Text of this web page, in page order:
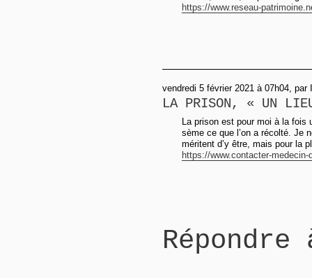
https://www.reseau-
vendredi 5 février 2021 à 07h04, par
LA PRISON, « UN
La prison est pour moi à la fois
sème ce que l’on a récolté. Je
méritent d’y être, mais pour la
https://www.contacter-medecin-